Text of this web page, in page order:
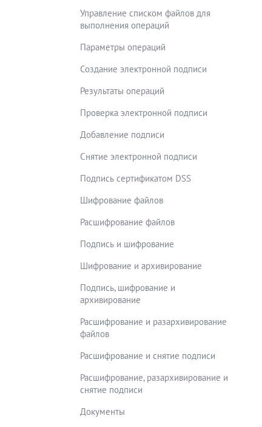
Управление списком файлов для
выполнения операций
Параметры операций
Создание электронной подписи
Результаты операций
Проверка электронной подписи
Добавление подписи
Снятие электронной подписи
Подпись сертификатом DSS
Шифрование файлов
Расшифрование файлов
Подпись и шифрование
Шифрование и архивирование
Подпись, шифрование и
архивирование
Расшифрование и разархивирование
файлов
Расшифрование и снятие подписи
Расшифрование, разархивирование и
снятие подписи
Документы